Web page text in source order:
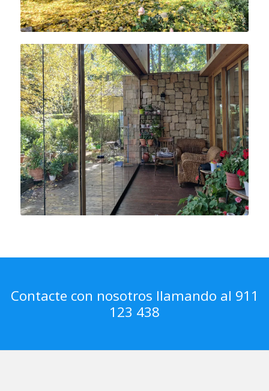
Contacte con nosotros llamando al 911
123 438